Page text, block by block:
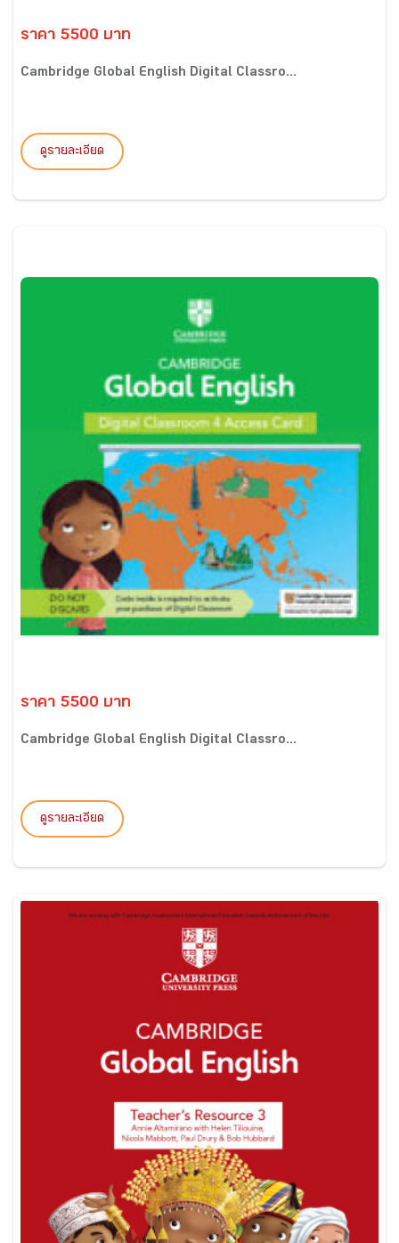
ราคา 5500 บาท
Cambridge Global English Digital Classro...
ดูรายละเอียด
ราคา 5500 บาท
Cambridge Global English Digital Classro...
ดูรายละเอียด